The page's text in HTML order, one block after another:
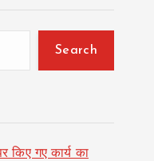
Search
किए गए कार्य का